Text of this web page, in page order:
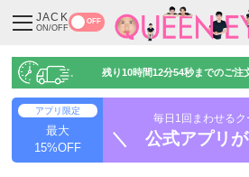
JACK
ON/OFF
OFF
残り10時間12分54秒までのご注
アプリ限定
最大
15%OFF
毎日1回まわせるク
＼ 公式アプリ